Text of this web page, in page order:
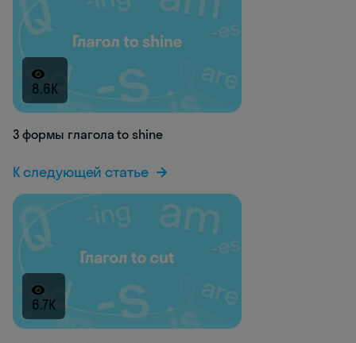
8.6K
3 формы глагола to shine
К следующей статье
6.7K